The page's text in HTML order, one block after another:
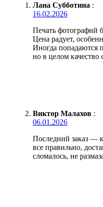
Лана Субботина :
16.02.2026
Печать фотографий
Цена радует,
Иногда попадаются
но в целом качество
Виктор Малахов :
06.01.2026
Последний заказ —
все правильно,
сломалось, не